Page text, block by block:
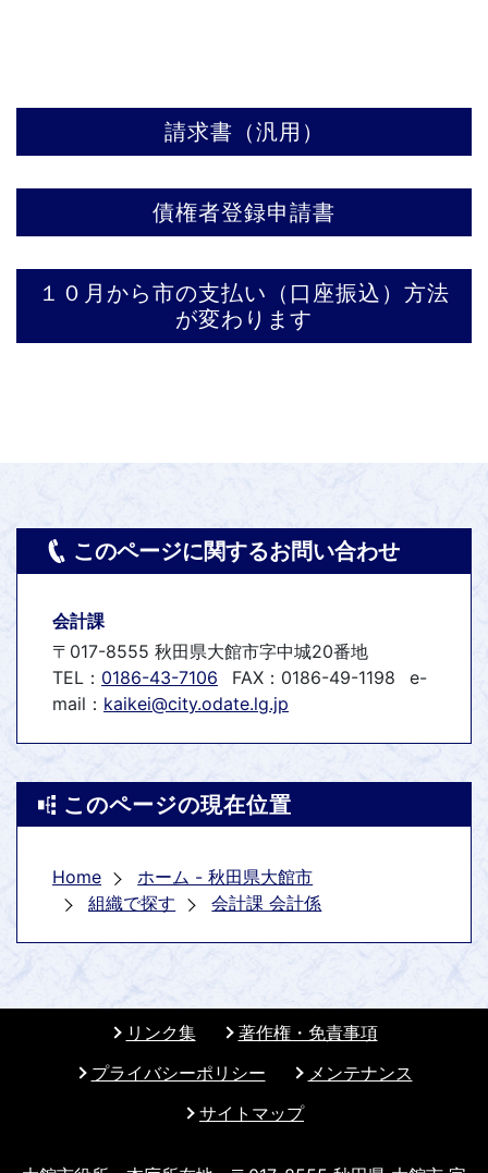
請求書（汎用）
債権者登録申請書
１０月から市の支払い（口座振込）方法
が変わります
このページに関するお問い合わせ
会計課
〒017-8555 秋田県大館市字中城20番地
TEL： 0186-43-7106 FAX：0186-49-1198
e-
mail： kaikei@city.odate.lg.jp
このページの現在位置
Home
ホーム - 秋田県大館市
組織で探す
会計課 会計係
リンク集
著作権・免責事項
プライバシーポリシー
メンテナンス
サイトマップ